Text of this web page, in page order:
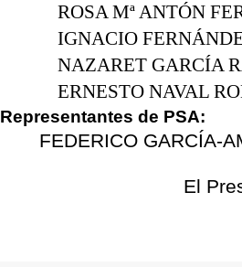
ROSA Mª ANTÓN
IGNACIO
NAZARET GARCÍA
ERNESTO NAVAL
Representantes de PSA:
FEDERICO GARCÍA-
El